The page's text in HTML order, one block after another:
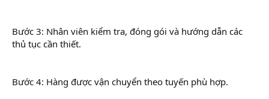
Bước 3: Nhân viên kiểm tra, đóng gói và hướng dẫn các
thủ tục cần thiết.
Bước 4: Hàng được vận chuyển theo tuyến phù hợp.